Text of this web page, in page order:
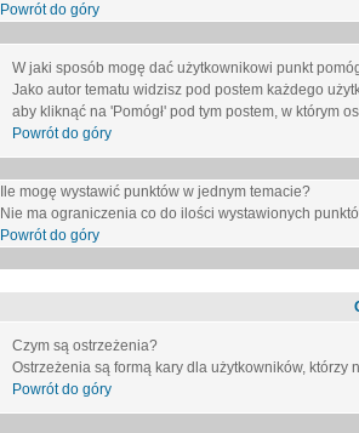
Powrót do góry
W jaki sposób mogę dać użytkownikowi punkt
Jako autor tematu widzisz pod postem każdego
aby kliknąć na 'Pomógł' pod tym postem, w którym
Powrót do góry
Ile mogę wystawić punktów w jednym temacie?
Nie ma ograniczenia co do ilości wystawionych
Powrót do góry
Czym są ostrzeżenia?
Ostrzeżenia są formą kary dla użytkowników,
Powrót do góry